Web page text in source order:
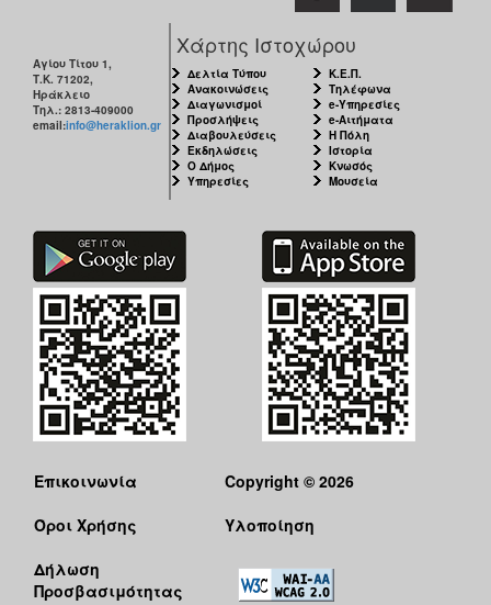
Αγίου Τίτου 1,
Τ.Κ. 71202,
Ηράκλειο
Τηλ.: 2813-409000
email:info@heraklion.gr
Χάρτης Ιστοχώρου
Δελτία Τύπου
Ανακοινώσεις
Διαγωνισμοί
Προσλήψεις
Διαβουλεύσεις
Εκδηλώσεις
Ο Δήμος
Υπηρεσίες
Κ.Ε.Π.
Τηλέφωνα
e-Υπηρεσίες
e-Αιτήματα
Η Πόλη
Ιστορία
Κνωσός
Μουσεία
Επικοινωνία
Όροι Χρήσης
Δήλωση
Προσβασιμότητας
Copyright © 2026
Υλοποίηση